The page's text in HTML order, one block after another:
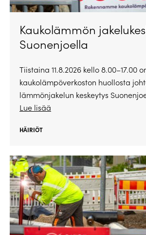
Kaukolämmön
Suonenjoella
Tiistaina 11.8.2026 kello 8.00–17.00
kaukolämpöverkoston huollosta
lämmönjakelun keskeytys
Lue lisää
HÄIRIÖT